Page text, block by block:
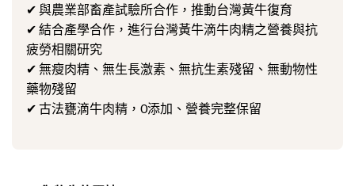
✔ 與農業部畜產試驗所合作，推動台灣黃牛復育
✔ 結合產學合作，進行台灣黃牛滴牛肉精之營養與抗
疲勞相關研究
✔ 無瘦肉精、無生長激素、無抗生素殘留、無動物性
藥物殘留
✔ 古法甕滴牛肉精，0添加、營養完整保留